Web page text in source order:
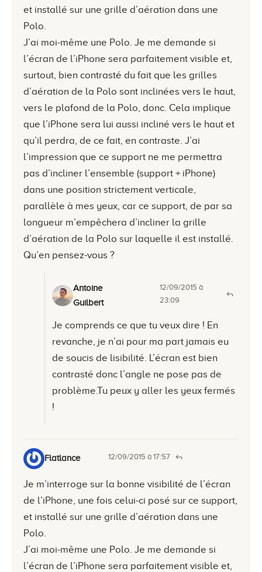
et installé sur une grille d’aération dans une
Polo.
J’ai moi-même une Polo. Je me demande si
l’écran de l’iPhone sera parfaitement visible et,
surtout, bien contrasté du fait que les grilles
d’aération de la Polo sont inclinées vers le haut,
vers le plafond de la Polo, donc. Cela implique
que l’iPhone sera lui aussi incliné vers le haut et
qu’il perdra, de ce fait, en contraste. J’ai
l’impression que ce support ne me permettra
pas d’incliner l’ensemble (support + iPhone)
dans une position strictement verticale,
parallèle à mes yeux, car ce support, de par sa
longueur m’empêchera d’incliner la grille
d’aération de la Polo sur laquelle il est installé.
Qu’en pensez-vous ?
Antoine
Guilbert
12/09/2015 à
23:09
Je comprends ce que tu veux dire ! En
revanche, je n’ai pour ma part jamais eu
de soucis de lisibilité. L’écran est bien
contrasté donc l’angle ne pose pas de
problème.Tu peux y aller les yeux fermés
!
Flatlance 12/09/2015 à 17:57
Je m’interroge sur la bonne visibilité de l’écran
de l’iPhone, une fois celui-ci posé sur ce support,
et installé sur une grille d’aération dans une
Polo.
J’ai moi-même une Polo. Je me demande si
l’écran de l’iPhone sera parfaitement visible et,